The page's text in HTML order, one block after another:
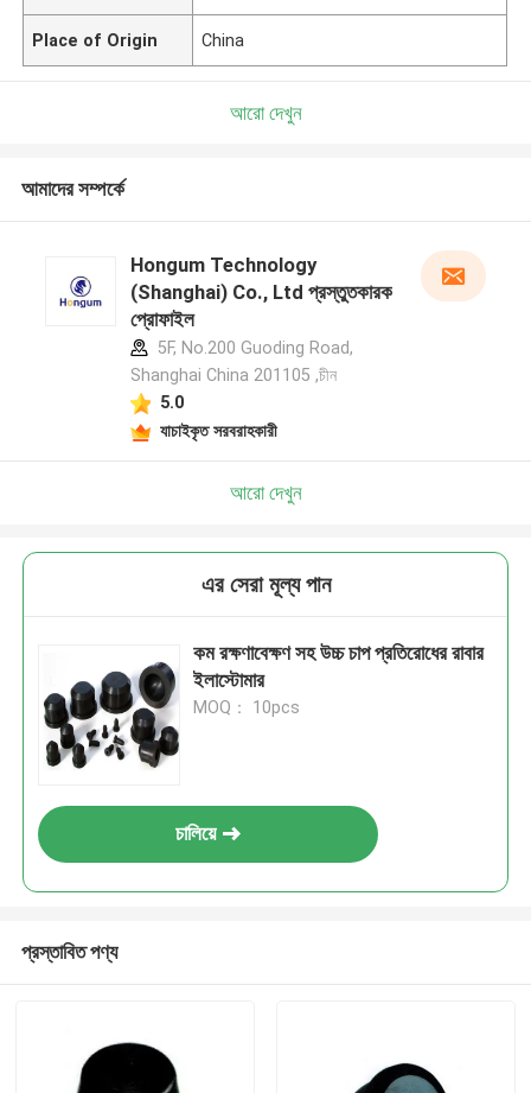
Place of Origin China
আরো দেখুন
আমাদের সম্পর্কে
Hongum Technology
(Shanghai) Co., Ltd প্রস্তুতকারক
প্রোফাইল
5F, No.200 Guoding Road,
Shanghai China 201105 ,চীন
5.0
যাচাইকৃত সরবরাহকারী
আরো দেখুন
এর সেরা মূল্য পান
কম রক্ষণাবেক্ষণ সহ উচ্চ চাপ প্রতিরোধের রাবার
ইলাস্টোমার
MOQ： 10pcs
চালিয়ে
প্রস্তাবিত পণ্য